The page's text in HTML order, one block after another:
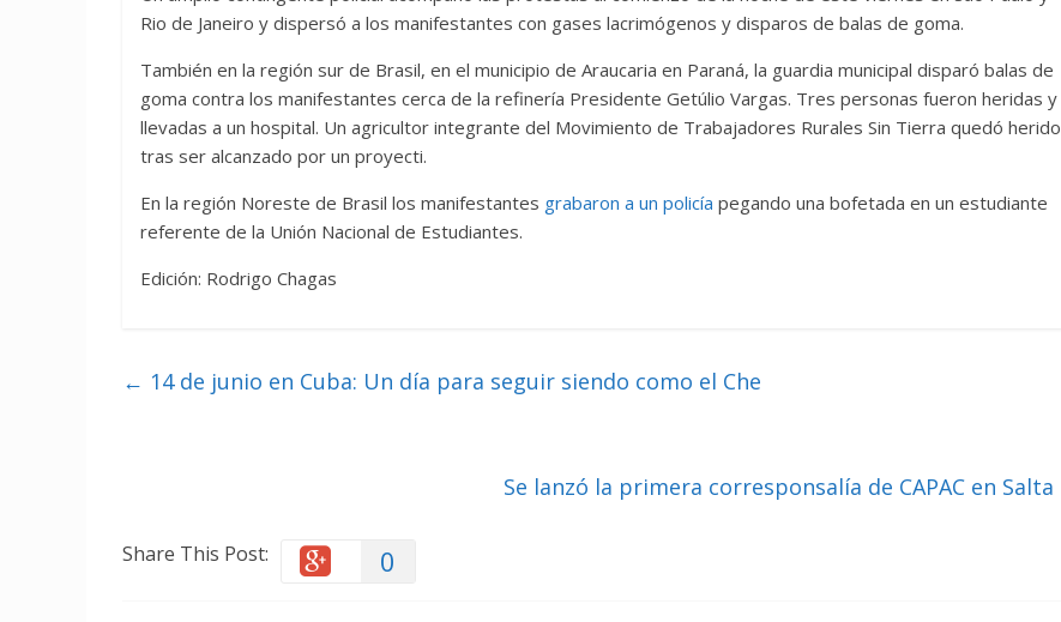
Rio de Janeiro y dispersó a los manifestantes con gases lacrimógenos y disparos de balas de goma.
También en la región sur de Brasil, en el municipio de Araucaria en Paraná, la guardia municipal disparó balas de
goma contra los manifestantes cerca de la refinería Presidente Getúlio Vargas. Tres personas fueron heridas y
llevadas a un hospital. Un agricultor integrante del Movimiento de Trabajadores Rurales Sin Tierra quedó herido
tras ser alcanzado por un proyecti.
En la región Noreste de Brasil los manifestantes grabaron a un policía pegando una bofetada en un estudiante
referente de la Unión Nacional de Estudiantes.
Edición: Rodrigo Chagas
← 14 de junio en Cuba: Un día para seguir siendo como el Che
Se lanzó la primera corresponsalía de CAPAC en Salta
Share This Post: 0